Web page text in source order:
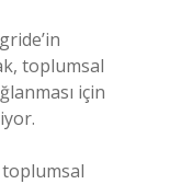
toplumsal
için
toplumsal